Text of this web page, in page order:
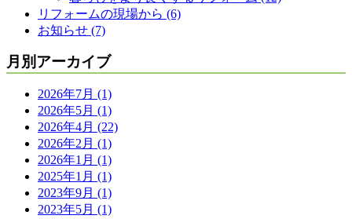
リフォームの現場から (6)
お知らせ (7)
月別アーカイブ
2026年7月 (1)
2026年5月 (1)
2026年4月 (22)
2026年2月 (1)
2026年1月 (1)
2025年1月 (1)
2023年9月 (1)
2023年5月 (1)